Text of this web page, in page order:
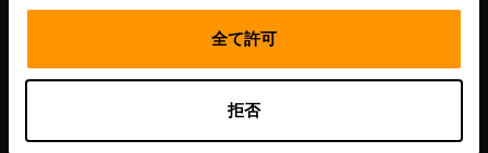
全て許可
拒否
クイックナビ